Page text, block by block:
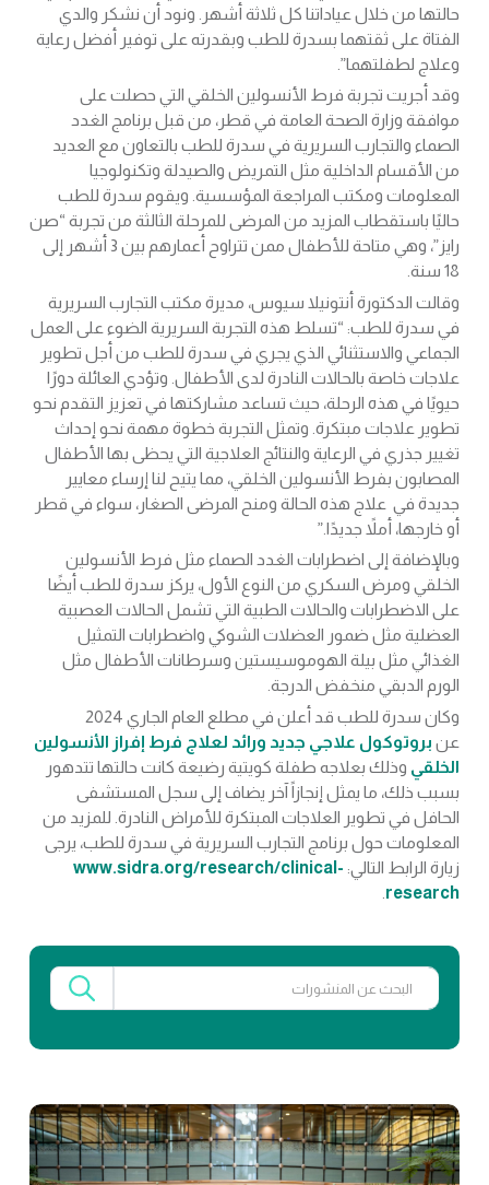
حالتها من خلال عياداتنا كل ثلاثة أشهر. ونود أن نشكر والدي
الفتاة على ثقتهما بسدرة للطب وبقدرته على توفير أفضل رعاية
وعلاج لطفلتهما”.
وقد أجريت تجربة فرط الأنسولين الخلقي التي حصلت على
موافقة وزارة الصحة العامة في قطر، من قبل برنامج الغدد
الصماء والتجارب السريرية في سدرة للطب بالتعاون مع العديد
من الأقسام الداخلية مثل التمريض والصيدلة وتكنولوجيا
المعلومات ومكتب المراجعة المؤسسية. ويقوم سدرة للطب
حاليًا باستقطاب المزيد من المرضى للمرحلة الثالثة من تجربة “صن
رايز”، وهي متاحة للأطفال ممن تتراوح أعمارهم بين 3 أشهر إلى
18 سنة.
وقالت الدكتورة أنتونيلا سيوس، مديرة مكتب التجارب السريرية
في سدرة للطب: “تسلط هذه التجربة السريرية الضوء على العمل
الجماعي والاستثنائي الذي يجري في سدرة للطب من أجل تطوير
علاجات خاصة بالحالات النادرة لدى الأطفال. وتؤدي العائلة دورًا
حيويًا في هذه الرحلة، حيث تساعد مشاركتها في تعزيز التقدم نحو
تطوير علاجات مبتكرة. وتمثل التجربة خطوة مهمة نحو إحداث
تغيير جذري في الرعاية والنتائج العلاجية التي يحظى بها الأطفال
المصابون بفرط الأنسولين الخلقي، مما يتيح لنا إرساء معايير
جديدة في علاج هذه الحالة ومنح المرضى الصغار، سواء في قطر
أو خارجها، أملاً جديدًا.”
وبالإضافة إلى اضطرابات الغدد الصماء مثل فرط الأنسولين
الخلقي ومرض السكري من النوع الأول، يركز سدرة للطب أيضًا
على الاضطرابات والحالات الطبية التي تشمل الحالات العصبية
العضلية مثل ضمور العضلات الشوكي واضطرابات التمثيل
الغذائي مثل بيلة الهوموسيستين وسرطانات الأطفال مثل
الورم الدبقي منخفض الدرجة.
وكان سدرة للطب قد أعلن في مطلع العام الجاري 2024
عن بروتوكول علاجي جديد ورائد لعلاج فرط إفراز الأنسولين
الخلقي وذلك بعلاجه طفلة كويتية رضيعة كانت حالتها تتدهور
بسبب ذلك، ما يمثل إنجازاً آخر يضاف إلى سجل المستشفى
الحافل في تطوير العلاجات المبتكرة للأمراض النادرة. للمزيد من
المعلومات حول برنامج التجارب السريرية في سدرة للطب، يرجى
زيارة الرابط التالي: www.sidra.org/research/clinical-
research